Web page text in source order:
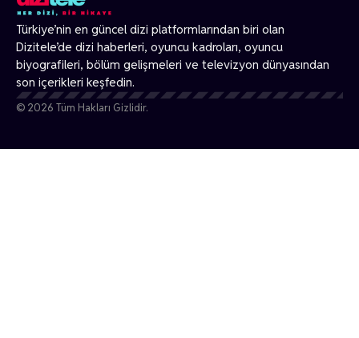
Türkiye’nin en güncel dizi platformlarından biri olan
Dizitele’de dizi haberleri, oyuncu kadroları, oyuncu
biyografileri, bölüm gelişmeleri ve televizyon dünyasından
son içerikleri keşfedin.
© 2026 Tüm Hakları Gizlidir.